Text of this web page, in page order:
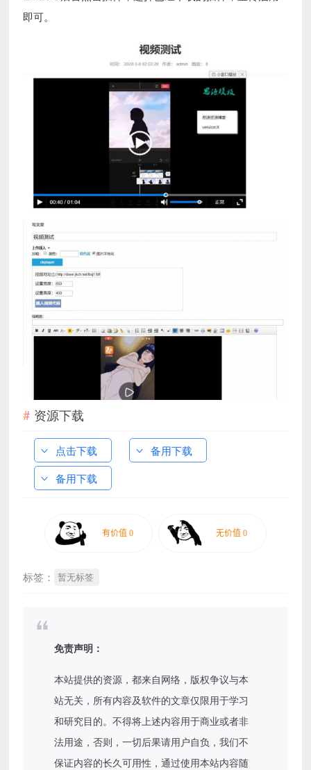
即可。
资源下载
点击下载
备用下载
备用下载
标签： 暂无标签
免责声明：
本站提供的资源，都来自网络，版权争议与本
站无关，所有内容及软件的文章仅限用于学习
和研究目的。不得将上述内容用于商业或者非
法用途，否则，一切后果请用户自负，我们不
保证内容的长久可用性，通过使用本站内容随